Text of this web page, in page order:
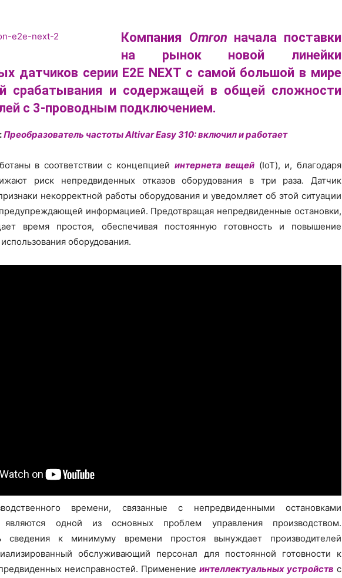
Компания Omron начала поставки
на рынок новой линейки
датчиков серии E2E NEXT с самой большой в мире
срабатывания и содержащей в общей сложности
с 3-проводным подключением.
Преобразователь частоты Altivar Easy 310: включил и работает
в соответствии с концепцией интернета вещей (IoT), и, благодаря
риск непредвиденных отказов оборудования в три раза. Датчик
некорректной работы оборудования и уведомляет об этой ситуации
информацией. Предотвращая непредвиденные остановки,
время простоя, обеспечивая постоянную готовность и повышение
оборудования.
времени, связанные с непредвиденными остановками
являются одной из основных проблем управления производством.
сведения к минимуму времени простоя вынуждает производителей
обслуживающий персонал для постоянной готовности к
неисправностей. Применение интеллектуальных устройств с